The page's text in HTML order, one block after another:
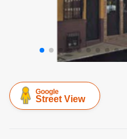
Google
Street View